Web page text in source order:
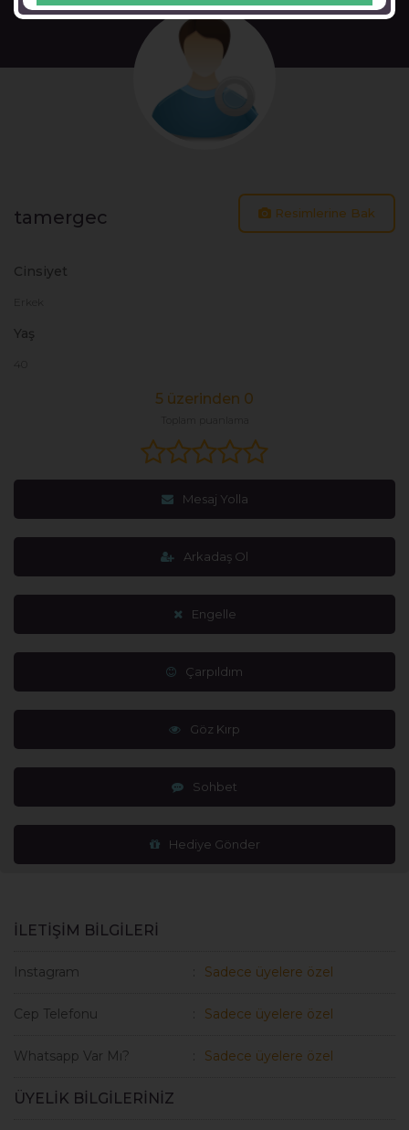
tamergec Resimlerine Bak
Cinsiyet
Erkek
Yaş
40
5 üzerinden 0
Mesaj Yolla
Arkadaş Ol
Engelle
Çarpıldım
Göz Kırp
Sohbet
Hediye Gönder
İLETİŞİM BİLGİLERİ
Instagram Sadece üyelere özel
Cep Telefonu Sadece üyelere özel
Whatsapp Var Mı? Sadece üyelere özel
ÜYELİK BİLGİLERİNİZ